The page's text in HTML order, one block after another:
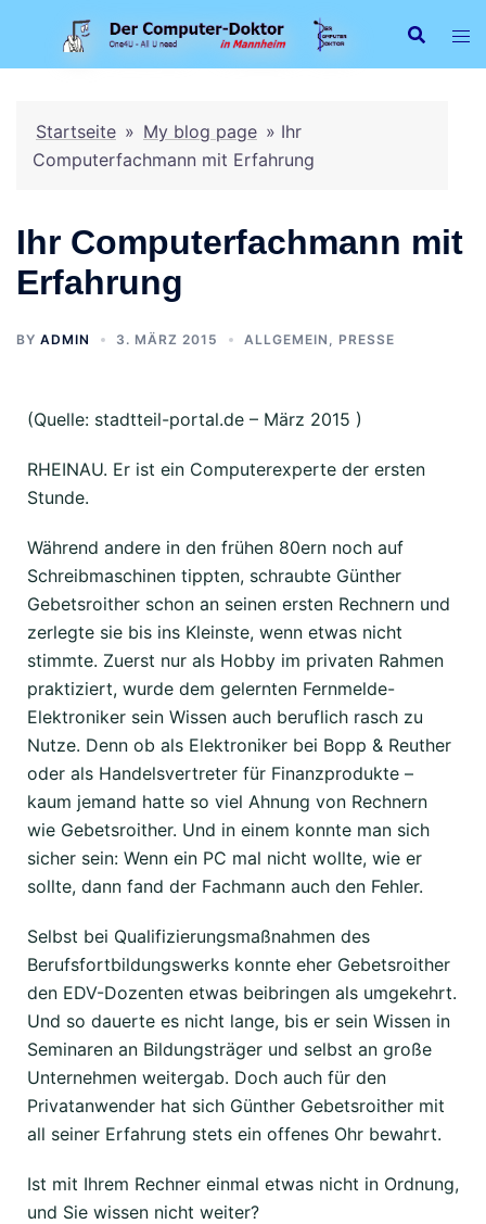
Startseite » My blog page » Ihr
Computerfachmann mit Erfahrung
Ihr Computerfachmann mit
Erfahrung
BY ADMIN 3. MÄRZ 2015 ALLGEMEIN PRESSE
(Quelle: stadtteil-portal.de – März 2015 )
RHEINAU. Er ist ein Computerexperte der ersten
Stunde.
Während andere in den frühen 80ern noch auf
Schreibmaschinen tippten, schraubte Günther
Gebetsroither schon an seinen ersten Rechnern und
zerlegte sie bis ins Kleinste, wenn etwas nicht
stimmte. Zuerst nur als Hobby im privaten Rahmen
praktiziert, wurde dem gelernten Fernmelde-
Elektroniker sein Wissen auch beruflich rasch zu
Nutze. Denn ob als Elektroniker bei Bopp & Reuther
oder als Handelsvertreter für Finanzprodukte –
kaum jemand hatte so viel Ahnung von Rechnern
wie Gebetsroither. Und in einem konnte man sich
sicher sein: Wenn ein PC mal nicht wollte, wie er
sollte, dann fand der Fachmann auch den Fehler.
Selbst bei Qualifizierungsmaßnahmen des
Berufsfortbildungswerks konnte eher Gebetsroither
den EDV-Dozenten etwas beibringen als umgekehrt.
Und so dauerte es nicht lange, bis er sein Wissen in
Seminaren an Bildungsträger und selbst an große
Unternehmen weitergab. Doch auch für den
Privatanwender hat sich Günther Gebetsroither mit
all seiner Erfahrung stets ein offenes Ohr bewahrt.
Ist mit Ihrem Rechner einmal etwas nicht in Ordnung,
und Sie wissen nicht weiter?